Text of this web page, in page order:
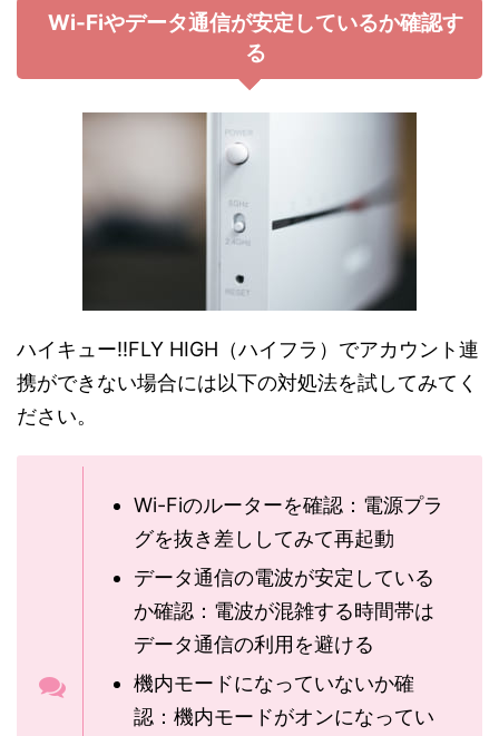
Wi-Fiやデータ通信が安定しているか確認す
る
ハイキュー!!FLY HIGH（ハイフラ）でアカウント連
携ができない場合には以下の対処法を試してみてく
ださい。
Wi-Fiのルーターを確認：電源プラ
グを抜き差ししてみて再起動
データ通信の電波が安定している
か確認：電波が混雑する時間帯は
データ通信の利用を避ける
機内モードになっていないか確
認：機内モードがオンになってい